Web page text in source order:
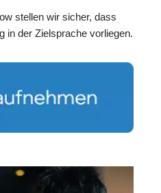
stellen wir sicher, dass
in der Zielsprache vorliegen.